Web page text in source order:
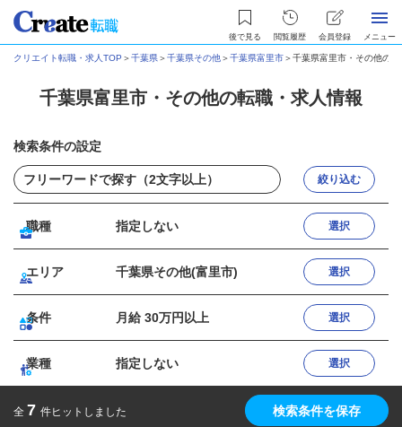
後で見る 閲覧履歴 会員登録 メニュー
クリエイト転職・求人TOP ＞千葉県＞千葉県その他＞千葉県富里市＞千葉県富里市・その他の
千葉県富里市・その他の転職・求人情報
検索条件の設定
絞り込む
職種 指定しない 選択
エリア 千葉県その他(富里市) 選択
条件 月給 30万円以上 選択
業種 指定しない 選択
全 7 件ヒットしました 検索条件を保存